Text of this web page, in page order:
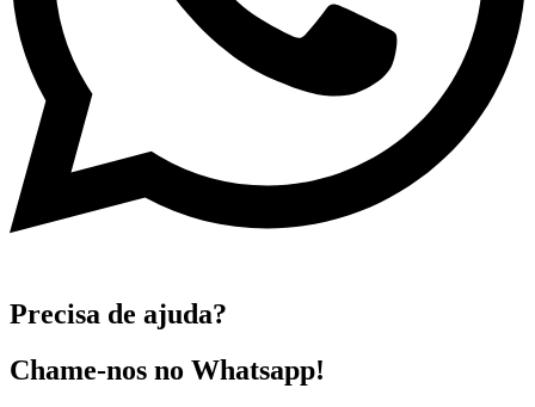
Precisa de ajuda?
Chame-nos no Whatsapp!